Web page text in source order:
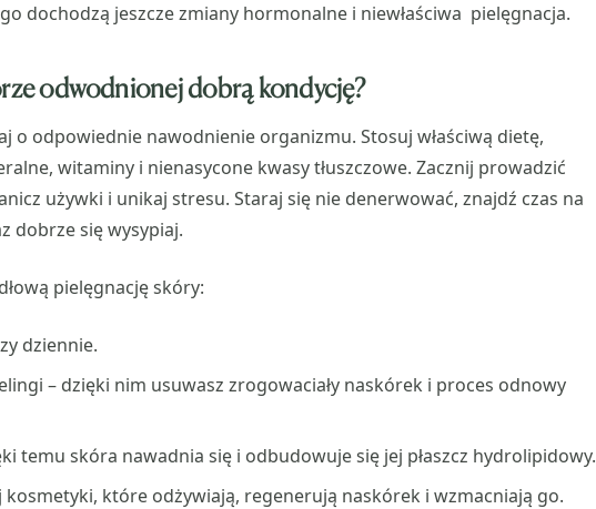
dochodzą jeszcze zmiany hormonalne i niewłaściwa pielęgnacja.
odwodnionej dobrą kondycję?
o odpowiednie nawodnienie organizmu. Stosuj właściwą dietę,
witaminy i nienasycone kwasy tłuszczowe. Zacznij prowadzić
używki i unikaj stresu. Staraj się nie denerwować, znajdź czas na
dobrze się wysypiaj.
pielęgnację skóry:
dziennie.
– dzięki nim usuwasz zrogowaciały naskórek i proces odnowy
temu skóra nawadnia się i odbudowuje się jej płaszcz hydrolipidowy.
kosmetyki, które odżywiają, regenerują naskórek i wzmacniają go.